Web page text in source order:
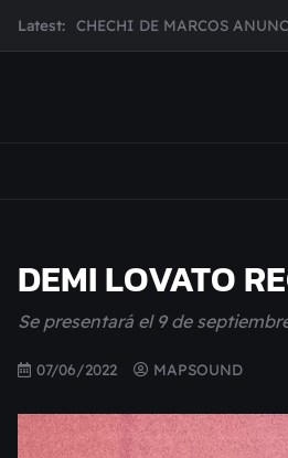
Latest: CHECHI DE MARCOS
MUJER CEBRA PRESENTA
DEMI LOVATO
Se presentará el 9 de
07/06/2022 MAPSOUND